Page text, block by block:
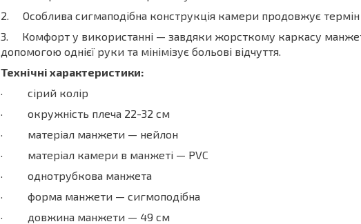
2. Особлива сигмаподібна конструкція камери продовжує термін
3. Комфорт у використанні — завдяки жорсткому каркасу
допомогою однієї руки та мінімізує больові відчуття.
Технічні характеристики:
· сірий колір
· окружність плеча 22-32 см
· матеріал манжети — нейлон
· матеріал камери в манжеті — PVC
· однотрубкова манжета
· форма манжети — сигмоподібна
· довжина манжети — 49 см